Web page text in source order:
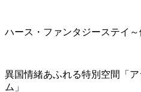
ハース・ファンタジーステイ
異国情緒あふれる特別空間「
ム」